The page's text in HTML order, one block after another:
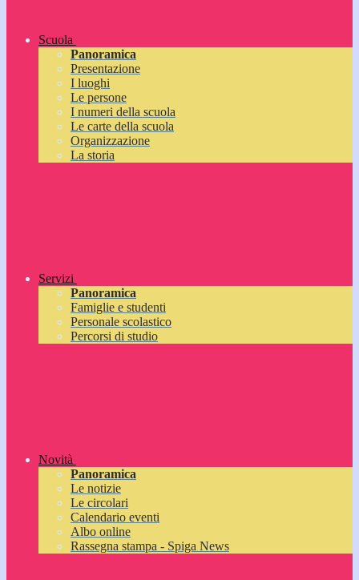
Scuola
Panoramica
Presentazione
I luoghi
Le persone
I numeri della scuola
Le carte della scuola
Organizzazione
La storia
Servizi
Panoramica
Famiglie e studenti
Personale scolastico
Percorsi di studio
Novità
Panoramica
Le notizie
Le circolari
Calendario eventi
Albo online
Rassegna stampa - Spiga News